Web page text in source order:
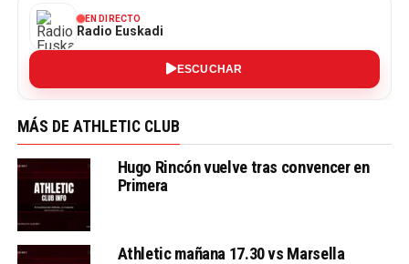
EN DIRECTO
Radio Euskadi
ESCUCHAR
MÁS DE ATHLETIC CLUB
Hugo Rincón vuelve tras convencer en
Primera
Athletic mañana 17.30 vs Marsella